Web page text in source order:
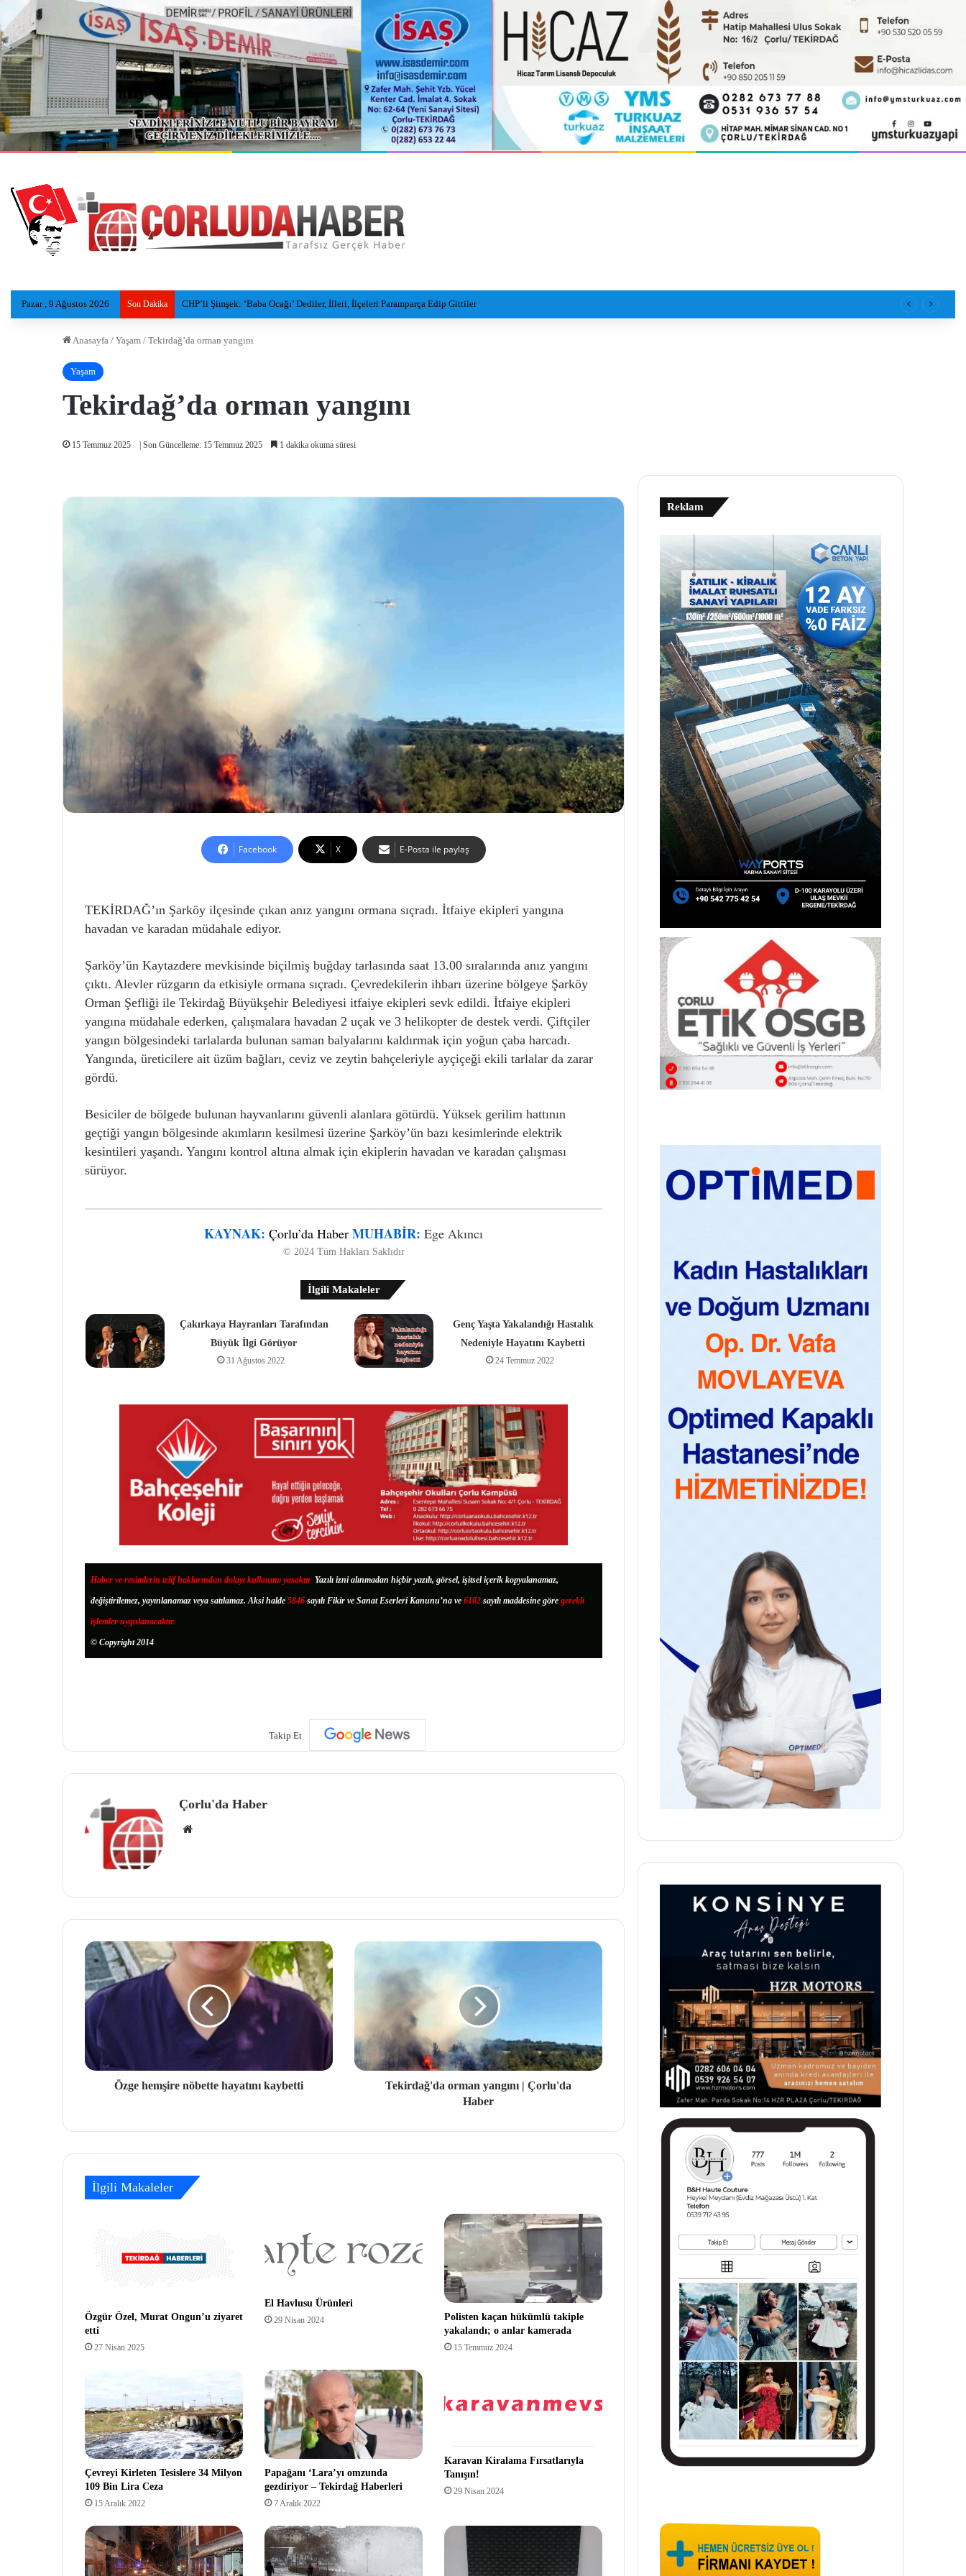
Pazar , 9 Ağustos 2026 Son Dakika Tekirdağ sahillerinde yeni nesil insansız cankurtaran araçları görevde
Anasayfa / Yaşam / Tekirdağ’da orman yangını
Yaşam
Tekirdağ’da orman yangını
15 Temmuz 2025 | Son Güncelleme: 15 Temmuz 2025 1 dakika okuma süresi
Facebook X E-Posta ile paylaş
TEKİRDAĞ’ın Şarköy ilçesinde çıkan anız yangını ormana sıçradı. İtfaiye ekipleri yangına
havadan ve karadan müdahale ediyor.
Şarköy’ün Kaytazdere mevkisinde biçilmiş buğday tarlasında saat 13.00 sıralarında anız yangını
çıktı. Alevler rüzgarın da etkisiyle ormana sıçradı. Çevredekilerin ihbarı üzerine bölgeye Şarköy
Orman Şefliği ile Tekirdağ Büyükşehir Belediyesi itfaiye ekipleri sevk edildi. İtfaiye ekipleri
yangına müdahale ederken, çalışmalara havadan 2 uçak ve 3 helikopter de destek verdi. Çiftçiler
yangın bölgesindeki tarlalarda bulunan saman balyalarını kaldırmak için yoğun çaba harcadı.
Yangında, üreticilere ait üzüm bağları, ceviz ve zeytin bahçeleriyle ayçiçeği ekili tarlalar da zarar
gördü.
Besiciler de bölgede bulunan hayvanlarını güvenli alanlara götürdü. Yüksek gerilim hattının
geçtiği yangın bölgesinde akımların kesilmesi üzerine Şarköy’ün bazı kesimlerinde elektrik
kesintileri yaşandı. Yangını kontrol altına almak için ekiplerin havadan ve karadan çalışması
sürüyor.
KAYNAK: Çorlu’da Haber MUHABIR: Ege Akıncı
© 2024 Tüm Hakları Saklıdır
İlgili Makaleler
Çakırkaya Hayranları Tarafından
Büyük İlgi Görüyor
31 Ağustos 2022
Genç Yaşta Yakalandığı Hastalık
Nedeniyle Hayatını Kaybetti
24 Temmuz 2022
Haber ve resimlerin telif haklarından dolayı kullanımı yasaktır. Yazılı izni alınmadan hiçbir yazılı, görsel, işitsel içerik kopyalanamaz,
değiştirilemez, yayınlanamaz veya satılamaz. Aksi halde 5846 sayılı Fikir ve Sanat Eserleri Kanunu’na ve 6102 sayılı maddesine göre gerekli
işlemler uygulanacaktır.
© Copyright 2014
Takip Et
Çorlu'da Haber
Özge hemşire nöbette hayatını kaybetti
Tekirdağ'da orman yangını | Çorlu'da
Haber
İlgili Makaleler
Özgür Özel, Murat Ongun’u ziyaret
etti
27 Nisan 2025
El Havlusu Ürünleri
29 Nisan 2024
Polisten kaçan hükümlü takiple
yakalandı; o anlar kamerada
15 Temmuz 2024
Çevreyi Kirleten Tesislere 34 Milyon
109 Bin Lira Ceza
15 Aralık 2022
Papağanı ‘Lara’yı omzunda
gezdiriyor – Tekirdağ Haberleri
7 Aralık 2022
Karavan Kiralama Fırsatlarıyla
Tanışın!
29 Nisan 2024
Reklam